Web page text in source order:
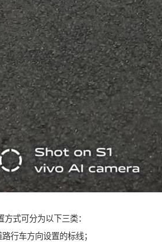
式可分为以下三类：
行车方向设置的标线；